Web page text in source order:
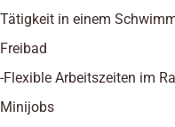
Tätigkeit in einem
Freibad
-Flexible Arbeitszeiten im
Minijobs